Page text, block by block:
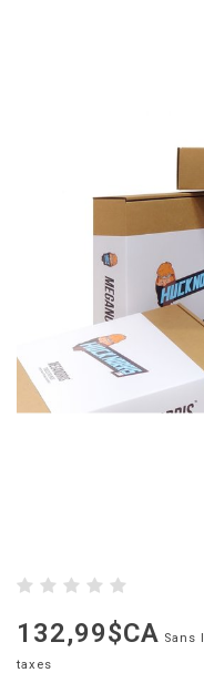
132,99$CA Sans
taxes